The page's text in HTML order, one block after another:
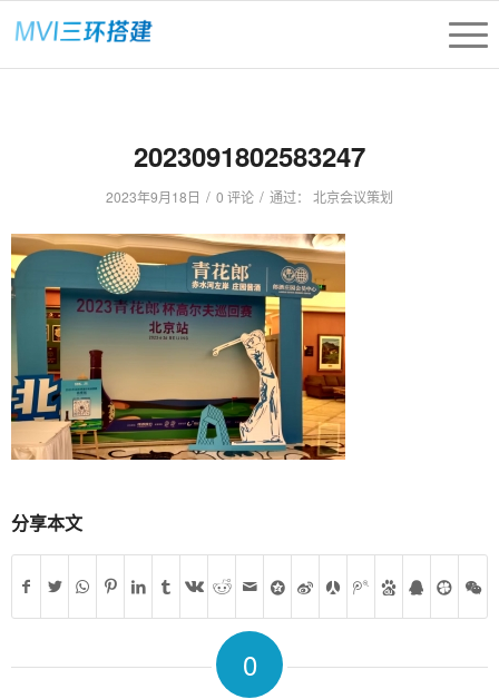
2023091802583247
2023年9月18日 / 0 评论 / 通过： 北京会议策划
分享本文
0